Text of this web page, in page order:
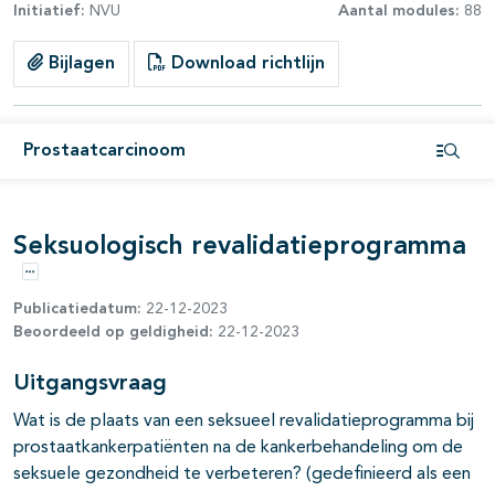
Initiatief: NVU Aantal modules: 88
Bijlagen Download richtlijn
Prostaatcarcinoom
open- en dichtklappen
open- en dichtklappen
open- en dichtklappen
open- en dichtklappen
open- en dichtklappen
open- en dichtklappen
open- en dichtklappen
open- en dichtklappen
open- en dichtklappen
Seksuologisch revalidatieprogramma
Opties
Publicatiedatum: 22-12-2023
Beoordeeld op geldigheid: 22-12-2023
Uitgangsvraag
Wat is de plaats van een seksueel revalidatieprogramma bij
prostaatkankerpatiënten na de kankerbehandeling om de
seksuele gezondheid te verbeteren? (gedefinieerd als een